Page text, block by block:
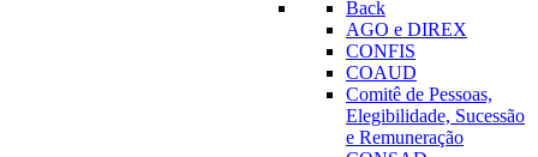
Back
AGO e DIREX
CONFIS
COAUD
Comitê de Pessoas,
Elegibilidade, Sucessão
e Remuneração